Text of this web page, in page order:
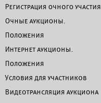
Регистрация очного участия
Очные аукционы.
Положения
Интернет аукционы.
Положения
Условия для участников
Видеотрансляция аукциона